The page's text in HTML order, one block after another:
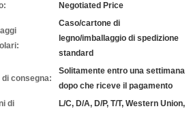
Negotiated Price
Caso/cartone di
legno/imballaggio di spedizione
standard
di consegna:
Solitamente entro una settimana
dopo che riceve il pagamento
di
L/C, D/A, D/P, T/T, Western Union,